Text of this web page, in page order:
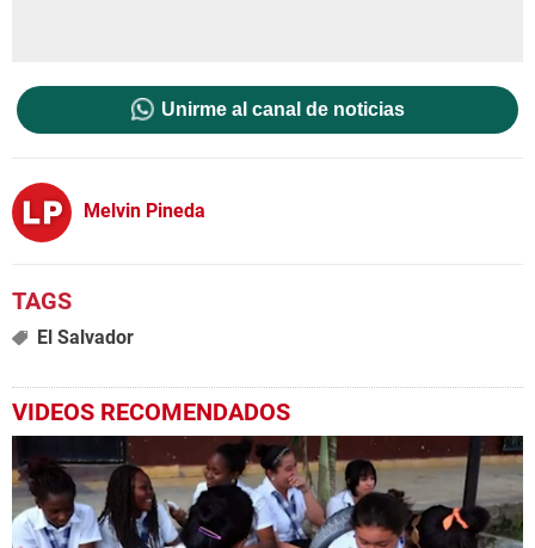
Unirme al canal de noticias
Melvin Pineda
El Salvador
VIDEOS RECOMENDADOS